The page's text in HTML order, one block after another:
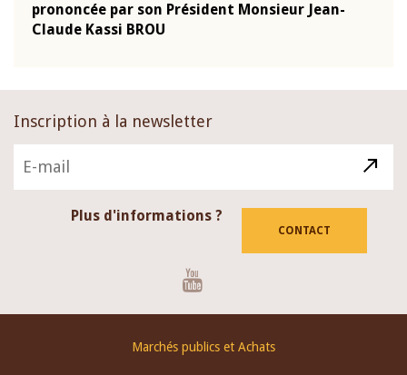
prononcée par son Président Monsieur Jean-
Claude Kassi BROU
Inscription à la newsletter
Plus d'informations ?
CONTACT
Marchés publics et Achats